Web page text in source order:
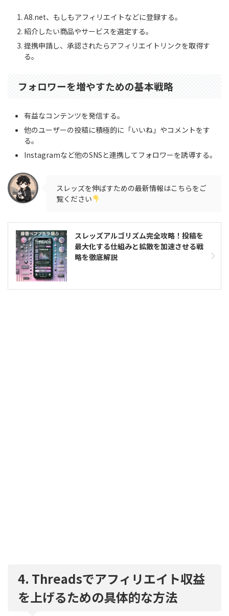
A8.net、もしもアフィリエイトなどに登録する。
紹介したい商品やサービスを選定する。
提携申請し、承認されたらアフィリエイトリンクを取得す
る。
フォロワーを増やすための基本戦略
有益なコンテンツを発信する。
他のユーザーの投稿に積極的に「いいね」やコメントをす
る。
Instagramなど他のSNSと連携してフォロワーを誘導する。
スレッズを伸ばすための最新情報はこちらをご
覧ください
スレッズアルゴリズム完全攻略！投稿を
最大化する仕組みと拡散を加速させる戦
略を徹底解説
4. Threadsでアフィリエイト収益
を上げるための具体的な方法